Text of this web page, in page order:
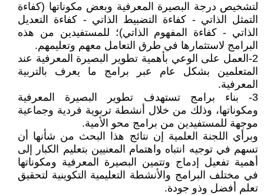
لتشخيص درجة البصيرة المعرفية وبعض مكوناتها (كفاءة
التمثل الذاتي - كفاءة التضبيط الذاتي - كفاءة التعديل
الذاتي - كفاءة المفهوم الذاتي)؛ للمستفيدين من هذه
البرامج لاستثمارها في طرق التعامل معهم وتعليمهم.
2-العمل على الوعي بأهمية تطوير البصيرة المعرفية عند
المتعلمين بشكل عام عبر برامج ما يعرف بالتربية
المعرفية.
3- بناء برامج تستهدف تطوير البصيرة المعرفية
ومكوناتها، وذلك من خلال أنشطة تربوية فردية وجماعية
موجهة للمستفيدين من برامج محو الأمية.
وبرأي اللجنة العلمية إن نتائج هذا البحث من شأنها أن
تسهم في توجيه انتباه واهتمام المعنيين بتعليم الكبار إلى
أهمية تفعيل إدماج وتتمين البصيرة المعرفية ومكوناتها
في مختلف البرامج والأنشطة التعليمية التكوينية لتحقيق
تعلم أفضل وذو جودة.